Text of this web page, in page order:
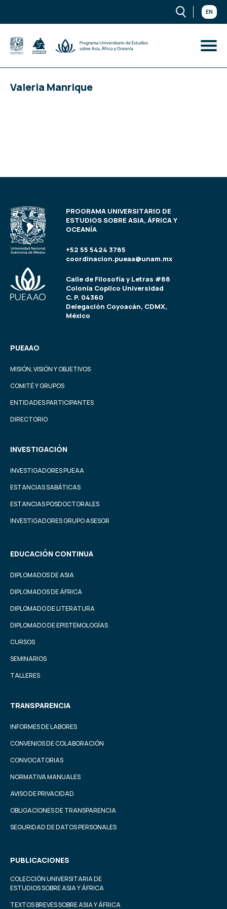
EN
Valeria Manrique
PROGRAMA UNIVERSITARIO DE
ESTUDIOS SOBRE ASIA, ÁFRICA Y
OCEANÍA
+52 55 5424 3785
coordinacion.pueaa@unam.mx
Calle de Filosofía y Letras #88
Colonia Copilco Universidad
C. P. 04360
Delegación Coyoacán, CDMX,
México
PUEAAO
MISIÓN, VISIÓN Y OBJETIVOS
COMITÉ Y GRUPOS
ENTIDADES PARTICIPANTES
DIRECTORIO
INVESTIGACIÓN
INVESTIGADORES PUEAA
ESTANCIAS SABÁTICAS
ESTANCIAS POSDOCTORALES
INVESTIGADORES GRUPO ASESOR
EDUCACIÓN CONTINUA
DIPLOMADOS DE ASIA
DIPLOMADOS DE ÁFRICA
DIPLOMADO DE LITERATURA
DIPLOMADO DE EPISTEMOLOGÍAS
CURSOS
SEMINARIOS
TALLERES
TRANSPARENCIA
INFORMES DE LABORES
CONVENIOS DE COLABORACIÓN
CONVOCATORIAS
NORMATIVA MANUALES
AVISO DE PRIVACIDAD
OBLIGACIONES DE TRANSPARENCIA
SEGURIDAD DE DATOS PERSONALES
PUBLICACIONES
COLECCIÓN UNIVERSITARIA DE
ESTUDIOS SOBRE ASIA Y ÁFRICA
TEXTOS BREVES SOBRE ASIA Y ÁFRICA